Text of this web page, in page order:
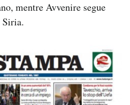
mentre Avvenire segue
Siria.